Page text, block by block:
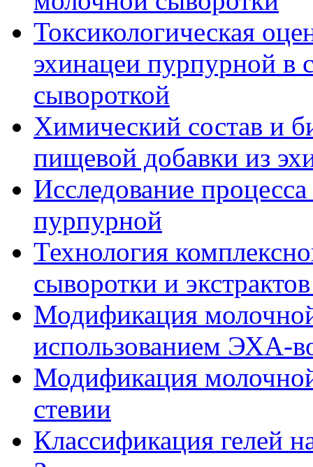
Токсикологическая
эхинацеи пурпурной в
сывороткой
Химический состав и
пищевой добавки из
Исследование
пурпурной
Технология
сыворотки и
Модификация
использованием ЭХА-
Модификация
стевии
Классификация гелей